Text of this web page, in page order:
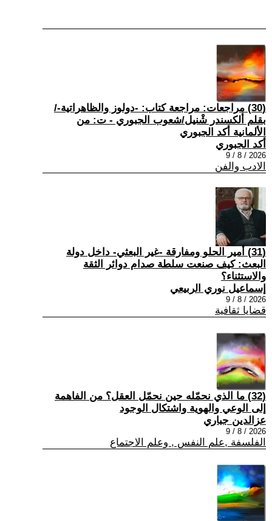
(30) مراجعات: مراجعة كتاب: -دولوز والظاهراتية-/
بقلم ألكسندر شْنيل/شعوب الجبوري - ت: من
الألمانية أكد الجبوري
أكد الجبوري
2026 / 8 / 9
الادب والفن
(31) أمير الحلو ومفارقة -غير البعثي- داخل دولة
البعث: كيف صنعت سلطة صدام دوائر الثقة
والاستثناء؟
إسماعيل نوري الربيعي
2026 / 8 / 9
قضايا ثقافية
(32) ما الذي نحمّله حين نحمّل العقل؟ من الفاهمة
إلى الوعي والهوية واشتكال الوجود
عزالدين جباري
2026 / 8 / 9
الفلسفة ,علم النفس , وعلم الاجتماع